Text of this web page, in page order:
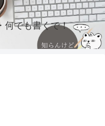
何でも書くで！